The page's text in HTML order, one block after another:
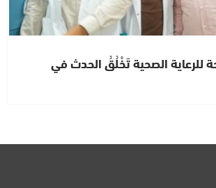
للرعاية الصحية تَخْلُقُ الحدث في